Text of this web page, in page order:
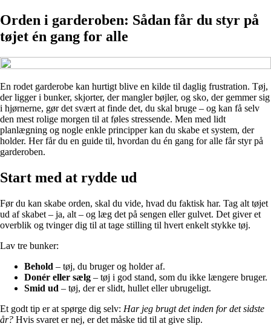
Orden i garderoben: Sådan får du styr på
tøjet én gang for alle
En rodet garderobe kan hurtigt blive en kilde til daglig frustration. Tøj,
der ligger i bunker, skjorter, der mangler bøjler, og sko, der gemmer sig
i hjørnerne, gør det svært at finde det, du skal bruge – og kan få selv
den mest rolige morgen til at føles stressende. Men med lidt
planlægning og nogle enkle principper kan du skabe et system, der
holder. Her får du en guide til, hvordan du én gang for alle får styr på
garderoben.
Start med at rydde ud
Før du kan skabe orden, skal du vide, hvad du faktisk har. Tag alt tøjet
ud af skabet – ja, alt – og læg det på sengen eller gulvet. Det giver et
overblik og tvinger dig til at tage stilling til hvert enkelt stykke tøj.
Lav tre bunker:
Behold – tøj, du bruger og holder af.
Donér eller sælg – tøj i god stand, som du ikke længere bruger.
Smid ud – tøj, der er slidt, hullet eller ubrugeligt.
Et godt tip er at spørge dig selv: Har jeg brugt det inden for det sidste
år? Hvis svaret er nej, er det måske tid til at give slip.